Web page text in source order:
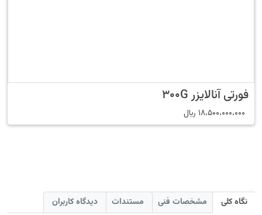
فورتی آنالایزر 300G
18،500،000،000 ﷼
نگاه کلی مشخصات فنی مستندات دیدگاه کاربران